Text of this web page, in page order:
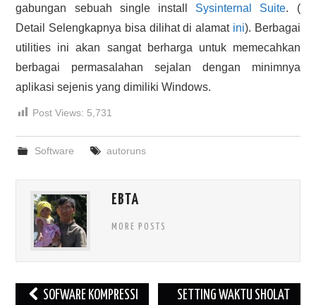
gabungan sebuah single install Sysinternal Suite. (
Detail Selengkapnya bisa dilihat di alamat ini). Berbagai
utilities ini akan sangat berharga untuk memecahkan
berbagai permasalahan sejalan dengan minimnya
aplikasi sejenis yang dimiliki Windows.
Post Views: 5,731
Software autoruns
EBTA
MORE POSTS
Post SOFWARE KOMPRESSI
SETTING WAKTU SHOLAT